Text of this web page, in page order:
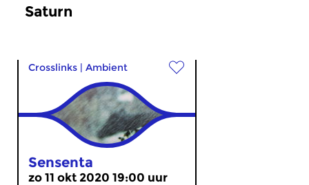
Saturn
Crosslinks | Ambient
Sensenta
zo 11 okt 2020 19:00 uur